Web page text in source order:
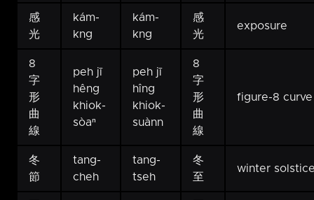
感
光
kám-
kng
kám-
kng
感
光
exposure
8
字
形
曲
線
peh jī
hêng
khiok-
sòaⁿ
peh jī
hîng
khiok-
suànn
8
字
形
曲
線
figure-8 curve
冬
節
tang-
cheh
tang-
tseh
冬
至
winter